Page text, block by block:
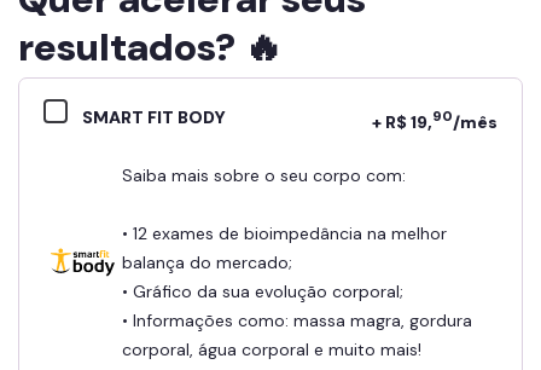
resultados? 🔥
SMART FIT BODY + R$ 19,90/mês
Saiba mais sobre o seu corpo com:
• 12 exames de bioimpedância na melhor
balança do mercado;
• Gráfico da sua evolução corporal;
• Informações como: massa magra, gordura
corporal, água corporal e muito mais!